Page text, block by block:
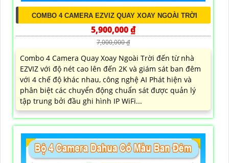
COMBO 4 CAMERA EZVIZ QUAY XOAY NGOÀI TRỜI
5,900,000 ₫
7,000,000 ₫
Combo 4 Camera Quay Xoay Ngoài Trời đến từ nhà
EZVIZ với độ nét cao lên đến 2K và giám sát ban đêm
với 4 chế độ khác nhau, công nghệ AI Phát hiện và
phân biệt các chuyển động chuẩn sát được quản lý
tập trung bởi đầu ghi hình IP WiFi...